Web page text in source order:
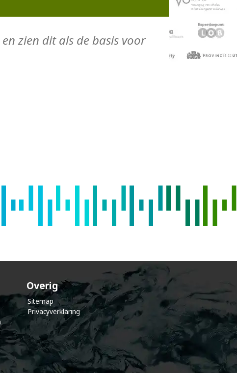
zien dit als de basis voor
co m mu
Overig
Sitemap
Privacyverklaring